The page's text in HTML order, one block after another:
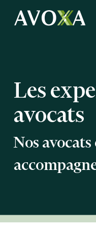
Les
avocats
Nos